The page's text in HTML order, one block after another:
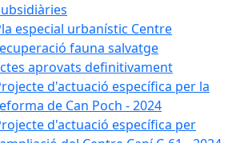
especial urbanístic Centre
fauna salvatge
aprovats definitivament
d'actuació específica per la
de Can Poch - 2024
d'actuació específica per